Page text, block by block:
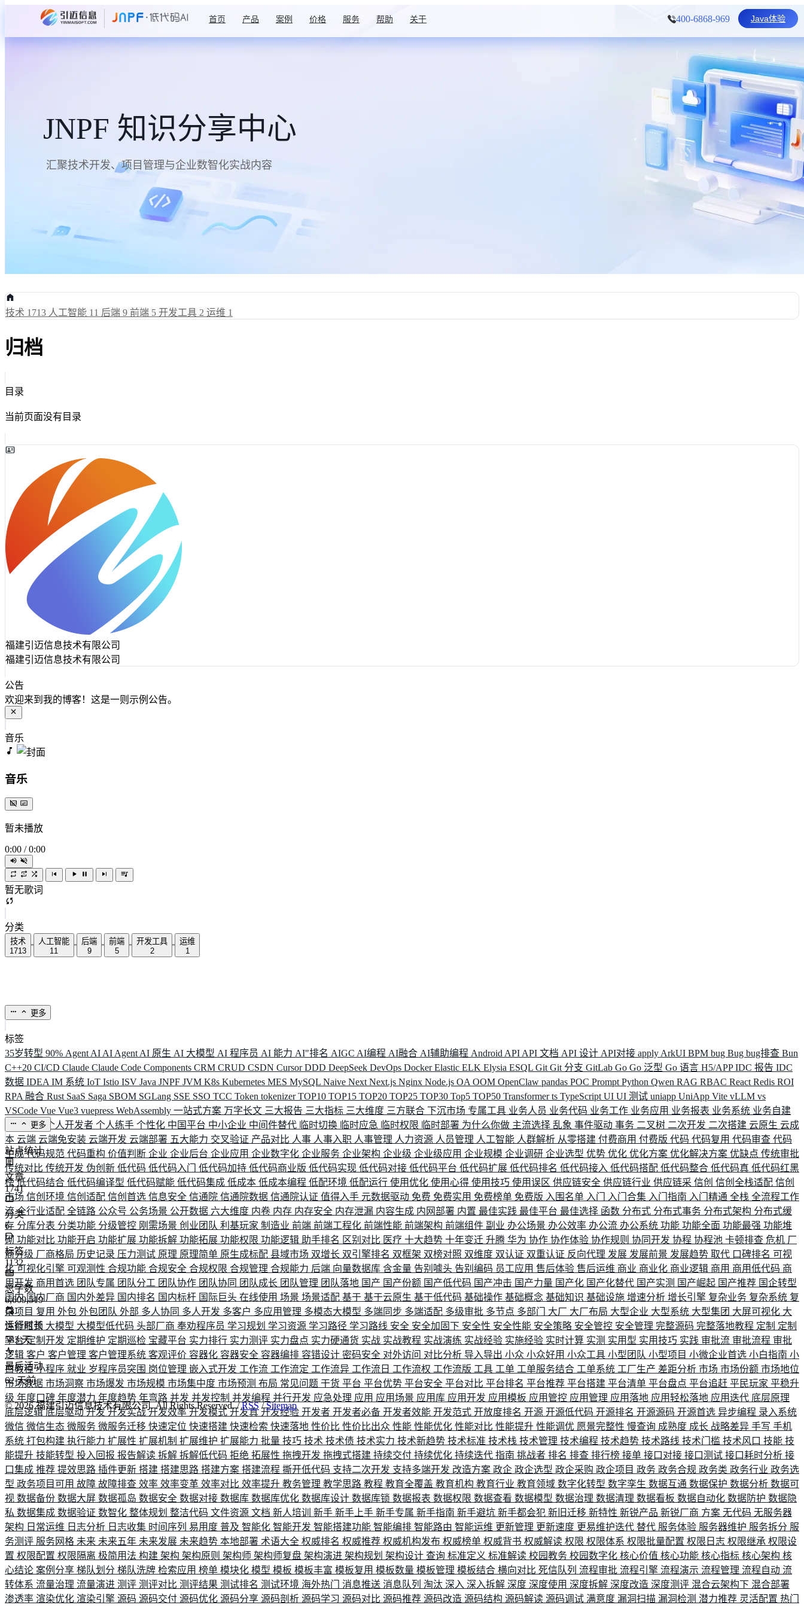
首页 产品 案例 价格 服务 帮助 关于 400-6868-969 Java体验
JNPF 知识分享中心
汇聚技术开发、项目管理与企业数智化实战内容
技术 1713 人工智能 11 后端 9 前端 5 开发工具 2 运维 1
归档
目录
当前页面没有目录
福建引迈信息技术有限公司
福建引迈信息技术有限公司
公告
欢迎来到我的博客！这是一则示例公告。
音乐
音乐
暂未播放
0:00 / 0:00
暂无歌词
分类
技术
1713
人工智能
11
后端
9
前端
5
开发工具
2
运维
1
更多
标签
35岁转型 90% Agent AI AI Agent AI 原生 AI 大模型 AI 程序员 AI 能力 AI"排名 AIGC AI编程 AI融合 AI辅助编程 Android API API 文档 API 设计 API对接 apply ArkUI BPM bug Bug bug排查 Bun
C++20 CI/CD Claude Claude Code Components CRM CRUD CSDN CursorDDD DeepSeek DevOps DockerElastic ELK Elysia ESQL Git Git 分支 GitLab Go Go 泛型 Go 语言 H5/APPIDC 报告 IDC
数据 IDEA IM 系统 IoT Istio ISV Java JNPF JVM K8s Kubernetes MES MySQL Naive Next Next.js Nginx Node.js OA OOM OpenClaw pandas POC Prompt Python Qwen RAG RBAC React Redis ROI
RPA 融合 Rust SaaS Saga SBOM SGLang SSE SSO TCC Token tokenizerTOP10 TOP15 TOP20 TOP25 TOP30 Top5 TOP50 Transformerts TypeScript UI UI 测试 uniapp UniApp Vite vLLM vs
VSCode Vue Vue3 vuepress WebAssembly 一站式方案 万字长文 三大报告 三大指标 三大维度 三方联合 下沉市场 专属工具 业务人员 业务代码 业务工作 业务应用 业务报表 业务系统 业务自建
业务连续个人开发者 个人练手 个性化 中国平台 中小企业 中间件替代 临时切换 临时应急 临时权限 临时部署 为什么你做 主流选择 乱象 事件驱动 事务 二叉树 二次开发 二次搭建 云原生 云成
本 云端 云端免安装 云端开发 云端部署 五大能力 交叉验证 产品对比 人事 人事入职 人事管理 人力资源 人员管理 人工智能 人群解析 从零搭建 付费商用 付费版 代码 代码复用 代码审查 代码
生成代码规范 代码重构 价值判断 企业 企业后台 企业应用 企业数字化 企业服务 企业架构 企业级 企业级应用 企业规模 企业调研 企业选型 优势 优化 优化方案 优化解决方案 优缺点 传统审批
传统对比 传统开发 伪创新 低代码 低代码入门 低代码加持 低代码商业版 低代码实现 低代码对接 低代码平台 低代码扩展 低代码排名 低代码接入 低代码搭配 低代码整合 低代码真 低代码红黑
榜低代码结合 低代码编译型 低代码赋能 低代码集成 低成本 低成本编程 低配环境 低配运行 使用优化 使用心得 使用技巧 使用误区 供应链安全 供应链行业 供应链采 信创 信创全栈适配 信创
市场 信创环境 信创适配 信创首选 信息安全 信通院 信通院数据 信通院认证 值得入手 元数据驱动 免费 免费实用 免费榜单 免费版 入围名单 入门 入门合集 入门指南 入门精通 全栈 全流程工作
流全行业适配 全链路 公众号 公务场景 公开数据 六大维度 内卷 内存 内存安全 内存泄漏 内容生成 内网部署 内置 最佳实践 最佳平台 最佳选择 函数 分布式 分布式事务 分布式架构 分布式缓
存 分库分表 分类功能 分级管控 刚需场景 创业团队 利基玩家 制造业 前端 前端工程化 前端性能 前端架构 前端组件 副业 办公场景 办公效率 办公流 办公系统 功能 功能全面 功能最强 功能堆
砌 功能对比 功能开启 功能扩展 功能拆解 功能拓展 功能权限 功能逻辑 助手排名 区别对比 医疗 十大趋势 十年变迁 升腾 华为 协作 协作体验 协作规则 协同开发 协程 协程池 卡顿排查 危机 厂
商分级 厂商格局 历史记录 压力测试 原理 原理简单 原生成标配 县域市场 双增长 双引擎排名 双框架 双榜对照 双维度 双认证 双重认证 反向代理 发展 发展前景 发展趋势 取代 口碑排名 可视
化可视化引擎 可观测性 合规功能 合规安全 合规权限 合规管理 合规能力 后端 向量数据库 含金量 告别噱头 告别编码 员工应用 售后体验 售后运维 商业 商业化 商业逻辑 商用 商用低代码 商
用开发 商用首选 团队专属 团队分工 团队协作 团队协同 团队成长 团队管理 团队落地 国产 国产份额 国产低代码 国产冲击 国产力量 国产化 国产化替代 国产实测 国产崛起 国产推荐 国企转型
国内国内厂商 国内外差异 国内排名 国内标杆 国际巨头 在线使用 场景 场景适配 基于 基于云原生 基于低代码 基础操作 基础概念 基础知识 基础设施 增速分析 增长引擎 复杂业务 复杂系统 复
杂项目 复用 外包 外包团队 外部 多人协同 多人开发 多客户 多应用管理 多模态大模型 多端同步 多端适配 多级审批 多节点 多部门 大厂 大厂布局 大型企业 大型系统 大型集团 大屏可视化 大
性能瓶颈 大模型 大模型低代码 头部厂商 奉劝程序员 学习规划 学习资源 学习路径 学习路线 安全 安全加固下 安全性 安全性能 安全策略 安全管控 安全管理 完整源码 完整落地教程 定制 定制
平台定制开发 定期维护 定期巡检 宝藏平台 实力排行 实力测评 实力盘点 实力硬通货 实战 实战教程 实战演练 实战经验 实施经验 实时计算 实测 实用型 实用技巧 实践 审批流 审批流程 审批
逻辑 客户 客户管理 客户管理系统 客观评价 容器化 容器安全 容器编排 容错设计 密码安全 对外访问 对比分析 导入导出 小众 小众好用 小众工具 小型团队 小型项目 小微企业首选 小白指南 小
白教程小程序 就业 岁程序员突围 岗位管理 嵌入式开发 工作流 工作流定 工作流异 工作流日 工作流权 工作流版 工具 工单 工单服务结合 工单系统 工厂生产 差距分析 市场 市场份额 市场地位
市场数据 市场洞察 市场爆发 市场规模 市场集中度 市场预测 布局 常见问题 干货 平台 平台优势 平台安全 平台对比 平台排名 平台推荐 平台搭建 平台清单 平台盘点 平台追赶 平民玩家 平稳升
级 年度口碑 年度潜力 年度趋势 年弯路 并发 并发控制 并发编程 并行开发 应急处理 应用 应用场景 应用库 应用开发 应用模板 应用管控 应用管理 应用落地 应用轻松落地 应用迭代 底层原理
底层逻辑底层驱动开发开发实战开发效率开发模式开发真开发经验 开发者 开发者必备 开发者效能 开发范式 开放度排名 开源 开源低代码 开源排名 开源源码 开源首选 异步编程 录入系统
微信 微信生态 微服务 微服务迁移 快速定位 快速搭建 快速检索 快速落地 性价比 性价比出众 性能 性能优化 性能对比 性能提升 性能调优 愿景完整性 慢查询 成熟度 成长 战略差异 手写 手机
系统 打包构建 执行能力 扩展性 扩展机制 扩展维护 扩展能力 批量 技巧 技术 技术债 技术实力 技术新趋势 技术标准 技术栈 技术管理 技术编程 技术趋势 技术路线 技术门槛 技术风口 技能 技
能提升 技能转型 投入回报 报告解读 拆解 拆解低代码 拒绝 拓展性 拖拽开发 拖拽式搭建 持续交付 持续优化 持续迭代 指南 挑战者 排名 排查 排行榜 接单 接口对接 接口测试 接口耗时分析 接
口集成 推荐 提效思路 插件更新 搭建 搭建思路 搭建方案 搭建流程 撕开低代码 支持二次开发 支持多端开发 改造方案 政企 政企选型 政企采购 政企项目 政务 政务合规 政务类 政务行业 政务选
型 政务项目可用 故障 故障排查 效率 效率变革 效率对比 效率提升 教务管理 教学思路 教程 教育全覆盖 教育机构 教育行业 教育领域 数字化转型 数字孪生 数据互通 数据保护 数据分析 数据可
视 数据备份 数据大屏 数据孤岛 数据安全 数据对接 数据库 数据库优化 数据库设计 数据库锁 数据报表 数据权限 数据查看 数据模型 数据治理 数据清理 数据看板 数据自动化 数据防护 数据隐
私 数据集成 数据验证 数智化 整体规划 整洁代码 文件资源 文档 新人培训 新手 新手上手 新手专属 新手指南 新手避坑 新手都会犯 新旧迁移 新特性 新锐产品 新锐厂商 方案 无代码 无服务器
架构 日常运维 日志分析 日志收集 时间序列 易用度 普及 智能化 智能开发 智能搭建功能 智能编排 智能路由 智能运维 更新管理 更新速度 更易维护迭代 替代 服务体验 服务器维护 服务拆分 服
务测评 服务网格 未来 未来五年 未来发展 未来趋势 本地部署 术语大全 权威排名 权威推荐 权威机构发布 权威榜单 权威背书 权威解读 权限 权限体系 权限批量配置 权限日志 权限继承 权限设
置 权限配置 权限隔离 极简用法 构建 架构 架构原则 架构师 架构师复盘 架构演进 架构规划 架构设计 查询 标准定义 标准解读 校园教务 校园数字化 核心价值 核心功能 核心指标 核心架构 核
心结论 案例分享 梯队划分 梯队洗牌 检索应用 榜单 模块化 模型 模板 模板丰富 模板复用 模板数量 模板管理 模板结合 横向对比 死信队列 流程审批 流程引擎 流程演示 流程管理 流程自动 流
转体系 流量治理 流量演进 测评 测评对比 测评结果 测试排名 测试环境 海外热门 消息推送 消息队列 淘汰 深入 深入拆解 深度 深度使用 深度拆解 深度改造 深度测评 混合云架构下 混合部署
渗透率 渲染优化 渲染引擎 源码 源码交付 源码优化 源码分享 源码剖析 源码学习 源码对比 源码推荐 源码改造 源码结构 源码解读 源码调试 满意度 漏洞扫描 漏洞检测 潜力推荐 灵活配置 热门
更多
站点统计
文章
1741
分类
6
标签
1132
总字数
6,609,519
运行时长
583 天
最后活动
62 天前
©2026福建引迈信息技术有限公司. All Rights Reserved. /RSS/Sitemap